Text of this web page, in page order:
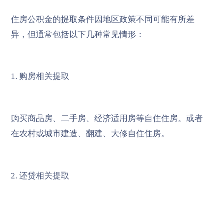
住房公积金的提取条件因地区政策不同可能有所差
异，但通常包括以下几种常见情形：
1. 购房相关提取
购买商品房、二手房、经济适用房等自住住房。或者
在农村或城市建造、翻建、大修自住住房。
2. 还贷相关提取